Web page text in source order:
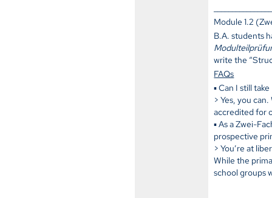
Module 1.2
B.A. students
write the
FAQs
▪ Can I still
> Yes, you
accredited for
▪ As a Zwei-
prospective
> You’re at
While the
school groups